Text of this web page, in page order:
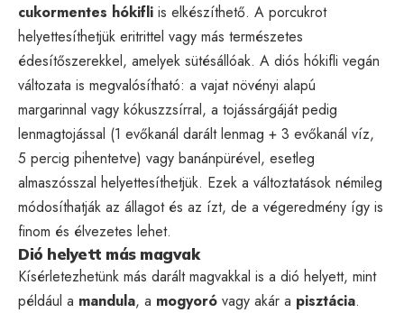
cukormentes hókifli is elkészíthető. A porcukrot
helyettesíthetjük eritrittel vagy más természetes
édesítőszerekkel, amelyek sütésállóak. A diós hókifli vegán
változata is megvalósítható: a vajat növényi alapú
margarinnal vagy kókuszzsírral, a tojássárgáját pedig
lenmagtojással (1 evőkanál darált lenmag + 3 evőkanál víz,
5 percig pihentetve) vagy banánpürével, esetleg
almaszósszal helyettesíthetjük. Ezek a változtatások némileg
módosíthatják az állagot és az ízt, de a végeredmény így is
finom és élvezetes lehet.
Dió helyett más magvak
Kísérletezhetünk más darált magvakkal is a dió helyett, mint
például a mandula, a mogyoró vagy akár a pisztácia.